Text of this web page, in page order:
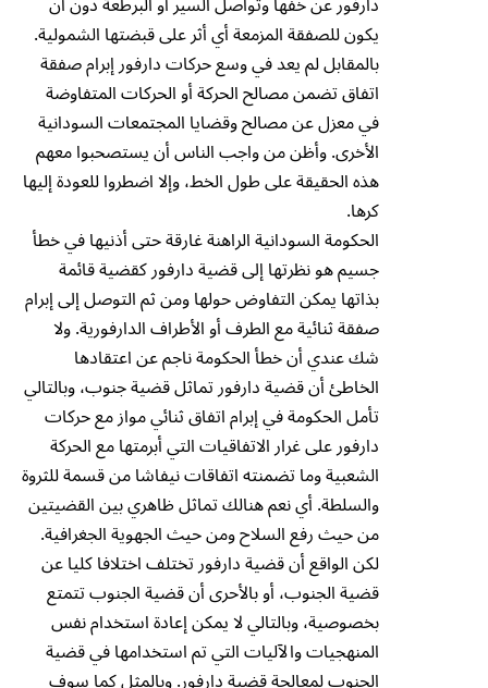
يكون للصفقة المزمعة أي أثر على قبضتها الشمولية.
بالمقابل لم يعد في وسع حركات دارفور إبرام صفقة
اتفاق تضمن مصالح الحركة أو الحركات المتفاوضة
في معزل عن مصالح وقضايا المجتمعات السودانية
الأخرى. وأظن من واجب الناس أن يستصحبوا معهم
هذه الحقيقة على طول الخط، وإلا اضطروا للعودة إليها
كرها.
الحكومة السودانية الراهنة غارقة حتى أذنيها في خطأ
جسيم هو نظرتها إلى قضية دارفور كقضية قائمة
بذاتها يمكن التفاوض حولها ومن ثم التوصل إلى إبرام
صفقة ثنائية مع الطرف أو الأطراف الدارفورية. ولا
شك عندي أن خطأ الحكومة ناجم عن اعتقادها
الخاطئ أن قضية دارفور تماثل قضية جنوب، وبالتالي
تأمل الحكومة في إبرام اتفاق ثنائي مواز مع حركات
دارفور على غرار الاتفاقيات التي أبرمتها مع الحركة
الشعبية وما تضمنته اتفاقات نيفاشا من قسمة للثروة
والسلطة. أي نعم هنالك تماثل ظاهري بين القضيتين
من حيث رفع السلاح ومن حيث الجهوية الجغرافية.
لكن الواقع أن قضية دارفور تختلف اختلافا كليا عن
قضية الجنوب، أو بالأحرى أن قضية الجنوب تتمتع
بخصوصية، وبالتالي لا يمكن إعادة استخدام نفس
المنهجيات والآليات التي تم استخدامها في قضية